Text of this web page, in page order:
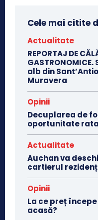
Cele mai citite
Actualitate
REPORTAJ DE
alb din
Muravera
Opinii
Decuplarea de
oportunitate
Actualitate
Auchan va
cartierul
Opinii
La ce preț
acasă?